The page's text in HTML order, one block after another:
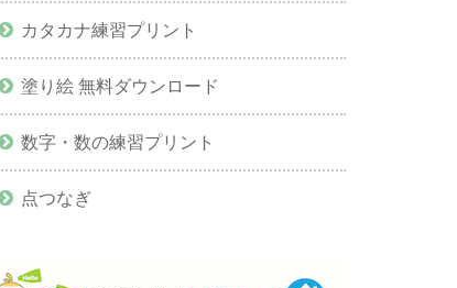
カタカナ練習プリント
塗り絵 無料ダウンロード
数字・数の練習プリント
点つなぎ